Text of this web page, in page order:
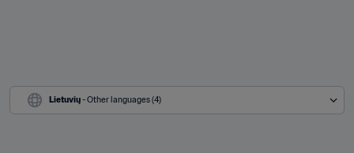
Lietuvių - Other languages (4)